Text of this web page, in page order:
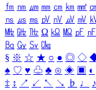
㎙ ㎚ ㎛ ㎜ ㎝ ㎞ ㎟
㎱ ㎲ ㎳ ㎴ ㎵ ㎶ ㎷
㎒ ㎓ ㎔ Ω ㏀ ㏁ ㎊ ㎋
㏃ ㏉ ㏜ ㏆
§ ※ ☆ ★ ○ ● ◎ ◇
♠ ♡ ♥ ♧ ♣ ⊙ ◈ ▣ ◐
‡ ↕ ↗ ↙ ↖ ↘ ♭ ♩ ♪